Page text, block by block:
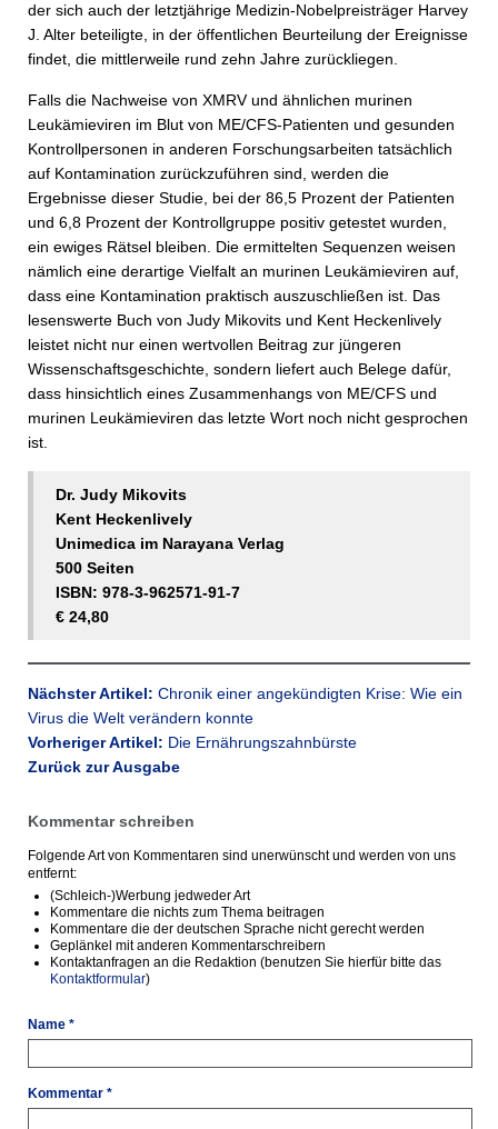
der sich auch der letztjährige Medizin-Nobelpreisträger Harvey
J. Alter beteiligte, in der öffentlichen Beurteilung der Ereignisse
findet, die mittlerweile rund zehn Jahre zurückliegen.
Falls die Nachweise von XMRV und ähnlichen murinen
Leukämieviren im Blut von ME/CFS-Patienten und gesunden
Kontrollpersonen in anderen Forschungsarbeiten tatsächlich
auf Kontamination zurückzuführen sind, werden die
Ergebnisse dieser Studie, bei der 86,5 Prozent der Patienten
und 6,8 Prozent der Kontrollgruppe positiv getestet wurden,
ein ewiges Rätsel bleiben. Die ermittelten Sequenzen weisen
nämlich eine derartige Vielfalt an murinen Leukämieviren auf,
dass eine Kontamination praktisch auszuschließen ist. Das
lesenswerte Buch von Judy Mikovits und Kent Heckenlively
leistet nicht nur einen wertvollen Beitrag zur jüngeren
Wissenschaftsgeschichte, sondern liefert auch Belege dafür,
dass hinsichtlich eines Zusammenhangs von ME/CFS und
murinen Leukämieviren das letzte Wort noch nicht gesprochen
ist.
Dr. Judy Mikovits
Kent Heckenlively
Unimedica im Narayana Verlag
500 Seiten
ISBN: 978-3-962571-91-7
€ 24,80
Nächster Artikel: Chronik einer angekündigten Krise: Wie ein
Virus die Welt verändern konnte
Vorheriger Artikel: Die Ernährungszahnbürste
Zurück zur Ausgabe
Kommentar schreiben
Folgende Art von Kommentaren sind unerwünscht und werden von uns
entfernt:
(Schleich-)Werbung jedweder Art
Kommentare die nichts zum Thema beitragen
Kommentare die der deutschen Sprache nicht gerecht werden
Geplänkel mit anderen Kommentarschreibern
Kontaktanfragen an die Redaktion (benutzen Sie hierfür bitte das
Kontaktformular)
Name *
Kommentar *